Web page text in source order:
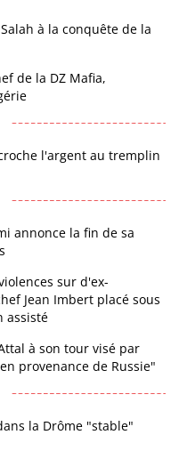
à la conquête de la
de la DZ Mafia,
l'argent au tremplin
annonce la fin de sa
sur d'ex-
Jean Imbert placé sous
assisté
à son tour visé par
provenance de Russie"
la Drôme "stable"